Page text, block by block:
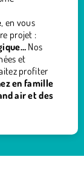
, en vous
projet :
Nos
et
profiter
en famille
air et des